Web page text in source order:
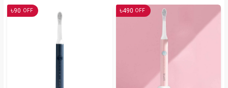
৳90 OFF ৳490 OFF